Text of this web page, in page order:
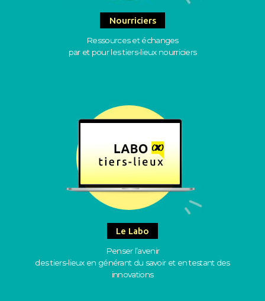
Nourriciers
Ressources et échanges
par et pour les tiers-lieux nourriciers
Le Labo
Penser l’avenir
des tiers-lieux en générant du savoir et en testant des
innovations